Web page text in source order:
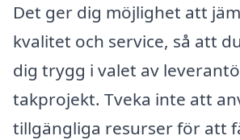
Det ger dig möjlighet att
kvalitet och service, så att
dig trygg i valet av
takprojekt. Tveka inte att
tillgängliga resurser för att